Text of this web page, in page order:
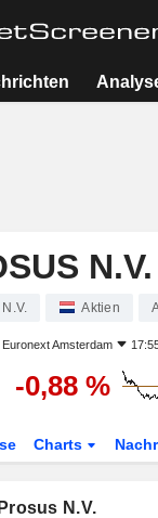
N.V.
Aktien
Euronext Amsterdam
-0,88 %
Charts
N.V.